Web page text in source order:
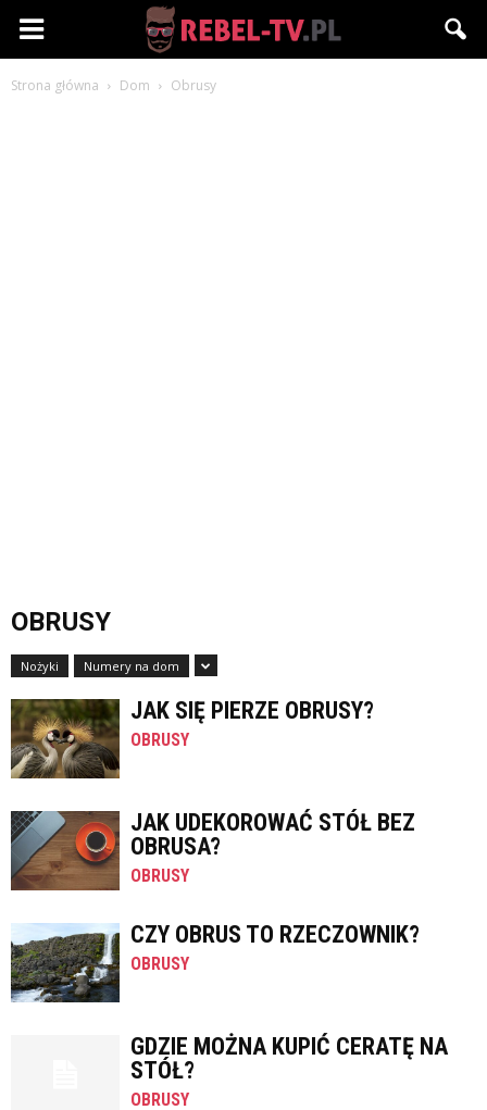
Rebel-
TV.pl
Strona główna Dom Obrusy
OBRUSY
Nożyki Numery na dom
JAK SIĘ PIERZE OBRUSY?
OBRUSY
JAK UDEKOROWAĆ STÓŁ BEZ
OBRUSA?
OBRUSY
CZY OBRUS TO RZECZOWNIK?
OBRUSY
GDZIE MOŻNA KUPIĆ CERATĘ NA
STÓŁ?
OBRUSY